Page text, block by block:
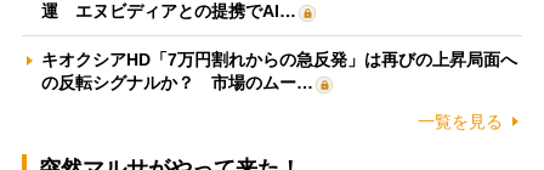
運 エヌビディアとの提携でAI…
キオクシアHD「7万円割れからの急反発」は再びの上昇局面へ
の反転シグナルか？ 市場のムー…
一覧を見る